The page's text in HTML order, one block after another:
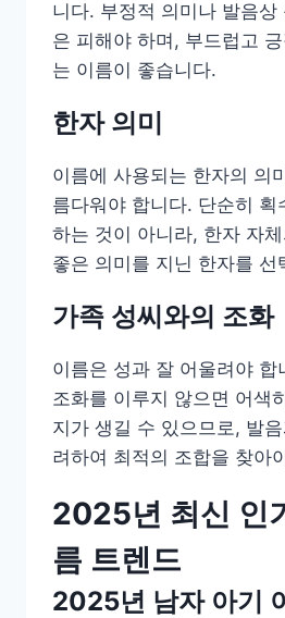
니다. 부정적 의미나 발음상
은 피해야 하며, 부드럽고
는 이름이 좋습니다.
한자 의미
이름에 사용되는 한자의 의
름다워야 합니다. 단순히 획
하는 것이 아니라, 한자 자
좋은 의미를 지닌 한자를 선
가족 성씨와의 조화
이름은 성과 잘 어울려야 합
조화를 이루지 않으면 어색
지가 생길 수 있으므로, 발
려하여 최적의 조합을 찾아
2025년 최신 인
름 트렌드
2025년 남자 아기